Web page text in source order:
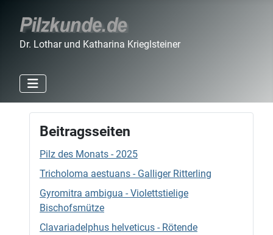
Dr. Lothar und Katharina Krieglsteiner
Beitragsseiten
Pilz des Monats - 2025
Tricholoma aestuans - Galliger Ritterling
Gyromitra ambigua - Violettstielige
Bischofsmütze
Clavariadelphus helveticus - Rötende